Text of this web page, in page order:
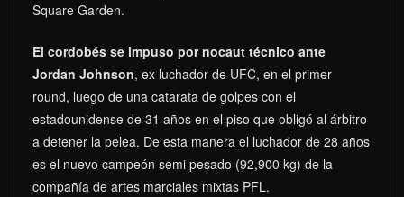
Square Garden.
El cordobés se impuso por nocaut técnico ante
Jordan Johnson, ex luchador de UFC, en el primer
round, luego de una catarata de golpes con el
estadounidense de 31 años en el piso que obligó al árbitro
a detener la pelea. De esta manera el luchador de 28 años
es el nuevo campeón semi pesado (92,900 kg) de la
compañía de artes marciales mixtas PFL.